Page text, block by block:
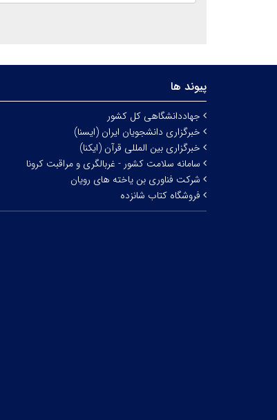
پیوند ها
جهاددانشگاهی کل کشور
خبرگزاری دانشجویان ایران (ایسنا)
خبرگزاری بین المللی قرآن (ایکنا)
سامانه سلامت کشور - غربالگری و مراقبت کرونا
شرکت فناوری بن یاخته های رویان
فروشگاه کتاب شانزده